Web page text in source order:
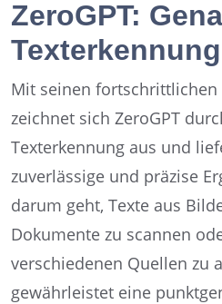
ZeroGPT:
Texterkennung
Mit seinen fortschrittlichen
zeichnet sich ZeroGPT
Texterkennung aus und
zuverlässige und präzise
darum geht, Texte aus
Dokumente zu scannen
verschiedenen Quellen zu
gewährleistet eine